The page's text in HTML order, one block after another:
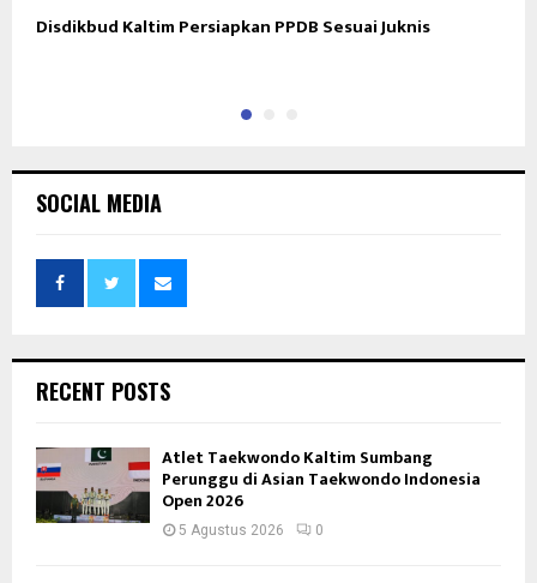
Disdikbud Kaltim Persiapkan PPDB Sesuai Juknis
SOCIAL MEDIA
RECENT POSTS
Atlet Taekwondo Kaltim Sumbang
Perunggu di Asian Taekwondo Indonesia
Open 2026
5 Agustus 2026 0